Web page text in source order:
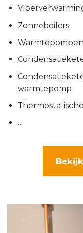
Zonneboilers
Warmtepompen
warmtepomp
…